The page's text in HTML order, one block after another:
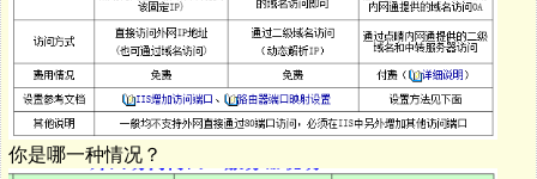
你是哪一种情况？